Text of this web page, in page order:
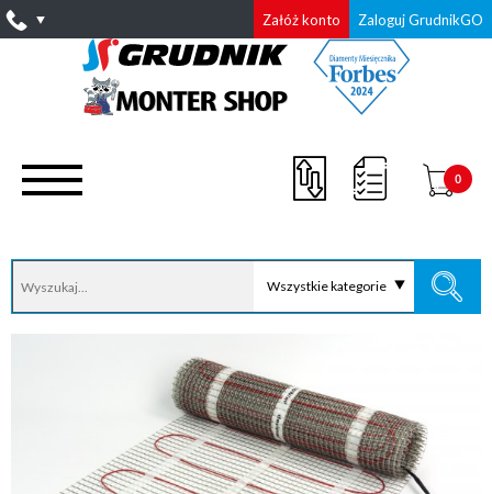
Załóż konto Zaloguj GrudnikGO
Wszystkie kategorie
0